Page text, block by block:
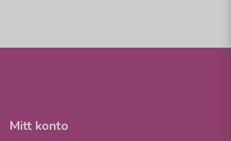
Mitt konto